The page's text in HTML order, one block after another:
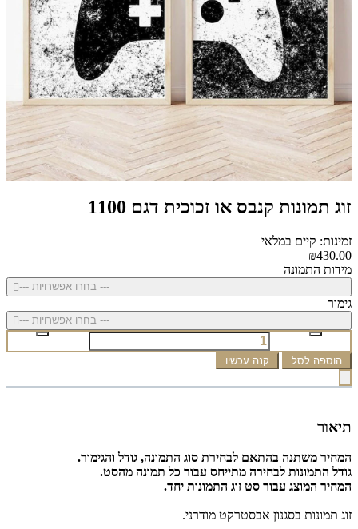
זוג תמונות קנבס או זכוכית דגם 1100
זמינות: קיים במלאי
₪430.00
מידות התמונה
--- בחרו אפשרויות ---
גימור
--- בחרו אפשרויות ---
הוספה לסל קנה עכשיו
תיאור
המחיר משתנה בהתאם לבחירת סוג התמונה, גודל והגימור.
גודל התמונות לבחירה מתייחס עבור כל תמונה מהסט.
המחיר המוצג עבור סט זוג התמונות יחד.
זוג תמונות בסגנון אבסטרקט מודרני.